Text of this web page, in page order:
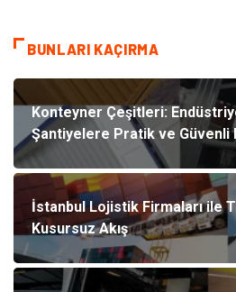
BUNLARI KAÇIRMA
Konteyner Çeşitleri:
Şantiyelere Pratik ve Güvenli
İstanbul Lojistik Firmaları ile
Kusursuz Akış